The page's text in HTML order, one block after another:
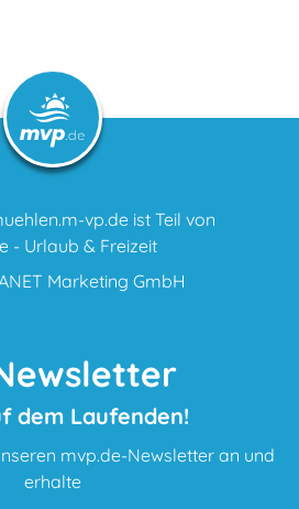
vp.de ist Teil von
- Urlaub & Freizeit
Marketing GmbH
dem Laufenden!
mvp.de-Newsletter an und
erhalte